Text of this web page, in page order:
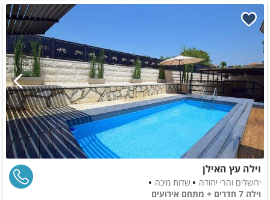
וילה עץ האילן
ירושלים והרי יהודה
שדות מיכה
וילה 7 חדרים + מתחם אירועים